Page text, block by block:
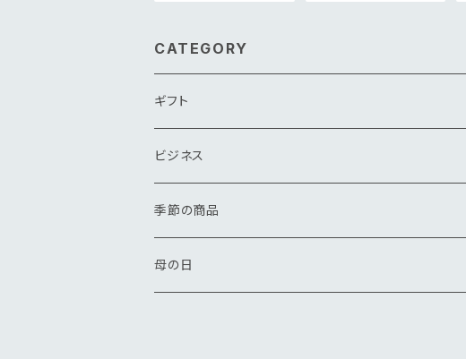
CATEGORY
ギフト
花束
アレンジメント
その他
ビジネス
花束
アレンジメント
季節の商品
春
母の日